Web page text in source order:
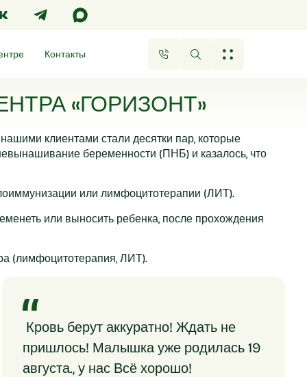
Контакты
«ГОРИЗОНТ»
клиентами стали десятки пар, которые
беременности (ПНБ) и казалось, что
или лимфоцитотерапии (ЛИТ).
или выносить ребенка, после прохождения
(лимфоцитотерапия, ЛИТ).
Кровь берут аккуратно! Ждать не
пришлось! Малышка уже родилась 19
августа., у нас Всё хорошо!